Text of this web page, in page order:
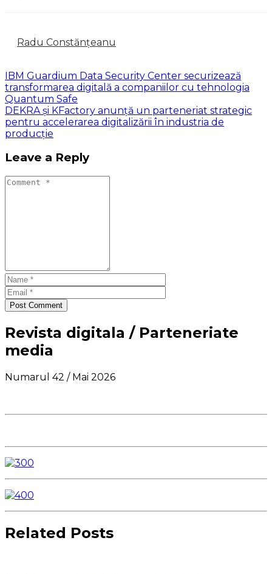
Radu Constănțeanu
IBM Guardium Data Security Center securizează
transformarea digitală a companiilor cu tehnologia
Quantum Safe
DEKRA și KFactory anunță un parteneriat strategic
pentru accelerarea digitalizării în industria de
producție
Leave a Reply
Post Comment
Revista digitala / Parteneriate
media
Numarul 42 / Mai 2026
Related Posts